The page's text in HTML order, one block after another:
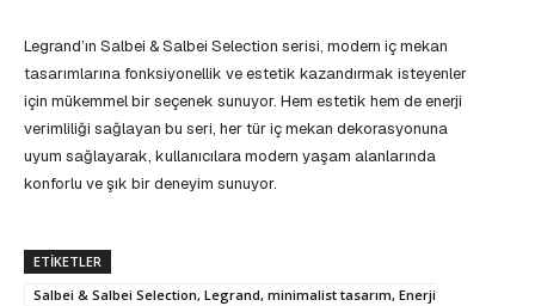
Legrand’ın Salbei & Salbei Selection serisi, modern iç mekan
tasarımlarına fonksiyonellik ve estetik kazandırmak isteyenler
için mükemmel bir seçenek sunuyor. Hem estetik hem de enerji
verimliliği sağlayan bu seri, her tür iç mekan dekorasyonuna
uyum sağlayarak, kullanıcılara modern yaşam alanlarında
konforlu ve şık bir deneyim sunuyor.
ETIKETLER
Salbei & Salbei Selection, Legrand, minimalist tasarım, Enerji